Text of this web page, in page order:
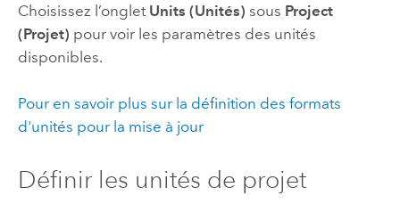
Choisissez l’onglet Units (Unités) sous Project
(Projet) pour voir les paramètres des unités
disponibles.
Pour en savoir plus sur la définition des formats
d'unités pour la mise à jour
Définir les unités de projet